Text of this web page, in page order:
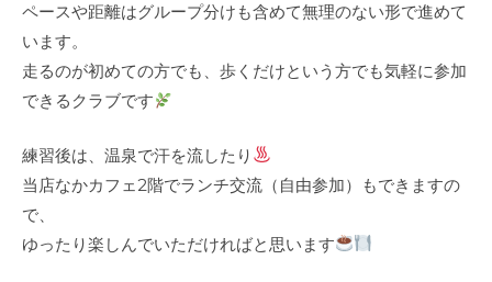
ペースや距離はグループ分けも含めて無理のない形で進めて
います。
走るのが初めての方でも、歩くだけという方でも気軽に参加
できるクラブです
練習後は、温泉で汗を流したり
当店なかカフェ2階でランチ交流（自由参加）もできますの
で、
ゆったり楽しんでいただければと思います